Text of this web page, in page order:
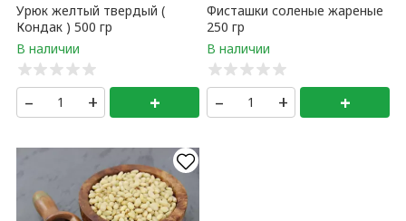
Урюк желтый твердый (
Кондак ) 500 гр
– + +
Фисташки соленые жареные
250 гр
– + +